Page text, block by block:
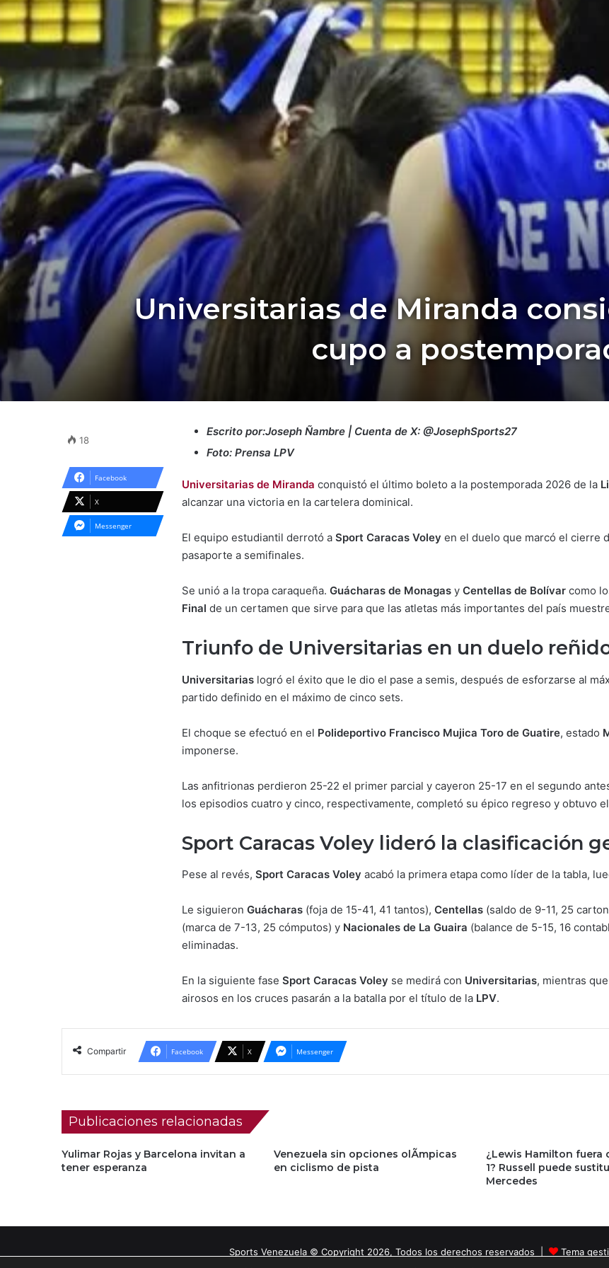
Universitarias de Miranda
cupo a
Escrito por:Joseph Ñambre | Cuenta de X: @JosephSports27
Foto: Prensa LPV
Universitarias de Miranda conquistó el último boleto a la postemporada 2026 de la
alcanzar una victoria en la cartelera dominical.
El equipo estudiantil derrotó a Sport Caracas Voley en el duelo que marcó el cierre
pasaporte a semifinales.
Se unió a la tropa caraqueña. Guácharas de Monagas y Centellas de Bolívar como
Final de un certamen que sirve para que las atletas más importantes del país
Triunfo de Universitarias en un duelo
Universitarias logró el éxito que le dio el pase a semis, después de esforzarse al
partido definido en el máximo de cinco sets.
El choque se efectuó en el Polideportivo Francisco Mujica Toro de Guatire, estado
imponerse.
Las anfitrionas perdieron 25-22 el primer parcial y cayeron 25-17 en el segundo
los episodios cuatro y cinco, respectivamente, completó su épico regreso y obtuvo
Sport Caracas Voley lideró la clasificación
Pese al revés, Sport Caracas Voley acabó la primera etapa como líder de la tabla,
Le siguieron Guácharas (foja de 15-41, 41 tantos), Centellas (saldo de 9-11, 25
(marca de 7-13, 25 cómputos) y Nacionales de La Guaira (balance de 5-15, 16
eliminadas.
En la siguiente fase Sport Caracas Voley se medirá con Universitarias, mientras que
airosos en los cruces pasarán a la batalla por el título de la LPV.
18
Facebook
X
Messenger
Compartir Facebook X Messenger
Publicaciones relacionadas
Yulimar Rojas y Barcelona invitan a
tener esperanza
Venezuela sin opciones olÃ­mpicas
en ciclismo de pista
¿Lewis Hamilton fuera
1? Russell puede
Mercedes
Sports Venezuela © Copyright 2026, Todos los derechos reservados | Tema